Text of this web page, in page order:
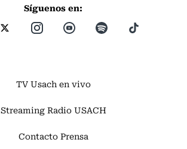
Síguenos en:
TV Usach en vivo
Streaming Radio USACH
Contacto Prensa